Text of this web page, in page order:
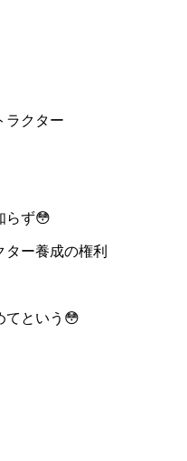
ラクター
らず😳
ー養成の権利
てという😳